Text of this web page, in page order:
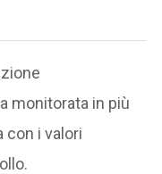
monitorata in più
con i valori